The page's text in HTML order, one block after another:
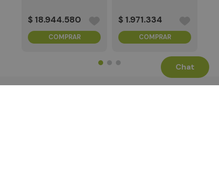
Chat
$ 18.944.580
COMPRAR
$ 1.971.334
COMPRAR